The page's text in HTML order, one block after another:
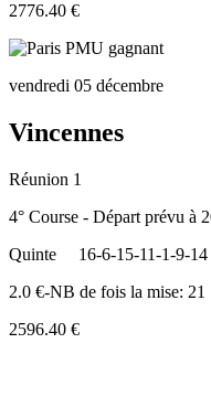
2776.40 €
vendredi 05 décembre
Vincennes
Réunion 1
4° Course - Départ prévu à
Quinte
16-6-15-11-1-9-14
2.0 €-NB de fois la mise: 21
2596.40 €